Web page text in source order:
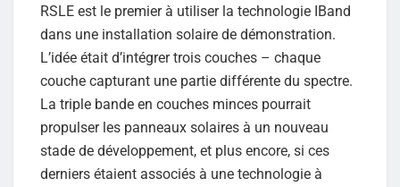
RSLE est le premier à utiliser la technologie IBand
dans une installation solaire de démonstration.
L’idée était d’intégrer trois couches – chaque
couche capturant une partie différente du spectre.
La triple bande en couches minces pourrait
propulser les panneaux solaires à un nouveau
stade de développement, et plus encore, si ces
derniers étaient associés à une technologie à